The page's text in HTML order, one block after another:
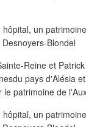
Reine et
pays d'Alésia
patrimoine de